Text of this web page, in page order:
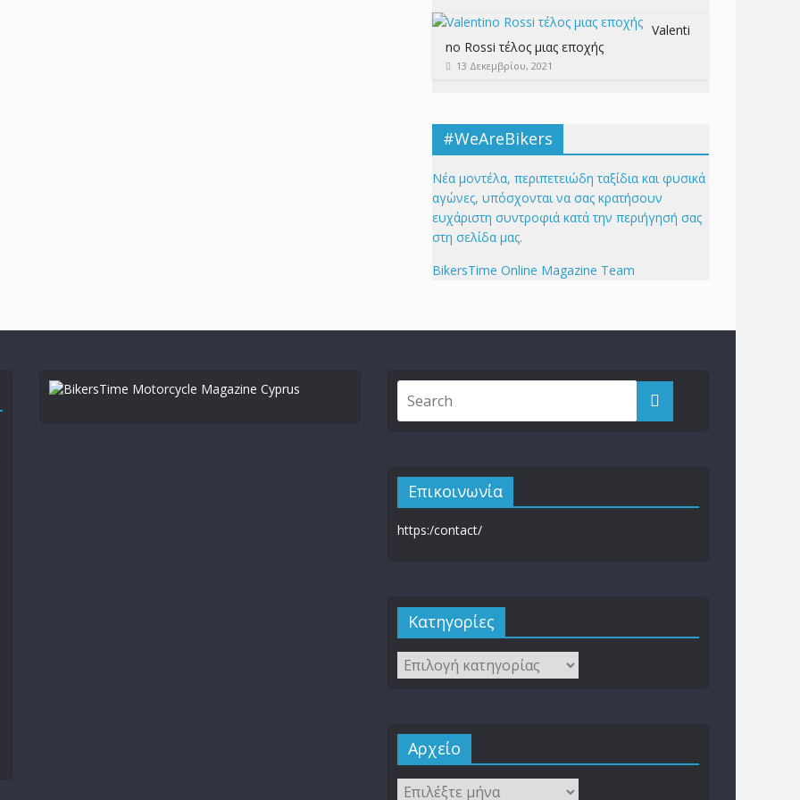
Valenti
no Rossi τέλος μιας εποχής
13 Δεκεμβρίου, 2021
#WeAreBikers
Νέα μοντέλα, περιπετειώδη ταξίδια και φυσικά
αγώνες, υπόσχονται να σας κρατήσουν
ευχάριστη συντροφιά κατά την περιήγησή σας
στη σελίδα μας.
BikersTime Online Magazine Team
Επικοινωνία
https:/contact/
Kατηγορίες
Αρχείο